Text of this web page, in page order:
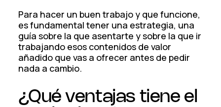
Para hacer un buen trabajo y que funcione,
es fundamental tener una estrategia, una
guía sobre la que asentarte y sobre la que ir
trabajando esos contenidos de valor
añadido que vas a ofrecer antes de pedir
nada a cambio.
¿Qué ventajas tiene el